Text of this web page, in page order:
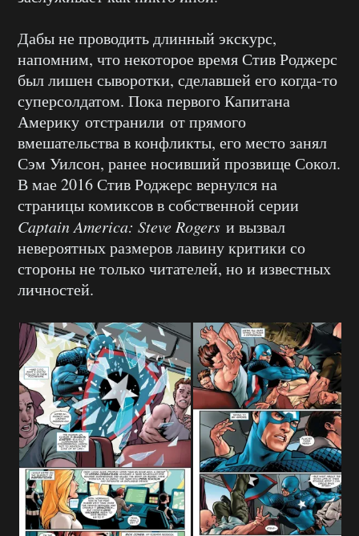
Дабы не проводить длинный экскурс,
напомним, что некоторое время Стив Роджерс
был лишен сыворотки, сделавшей его когда-то
суперсолдатом. Пока первого Капитана
Америку отстранили от прямого
вмешательства в конфликты, его место занял
Сэм Уилсон, ранее носивший прозвище Сокол.
В мае 2016 Стив Роджерс вернулся на
страницы комиксов в собственной серии
Captain America: Steve Rogers и вызвал
невероятных размеров лавину критики со
стороны не только читателей, но и известных
личностей.